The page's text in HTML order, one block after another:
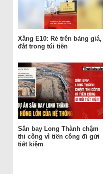
Xăng E10: Rẻ trên bảng giá,
đắt trong túi tiền
Sân bay Long Thành chậm
thi công vì tiền công đi gửi
tiết kiệm